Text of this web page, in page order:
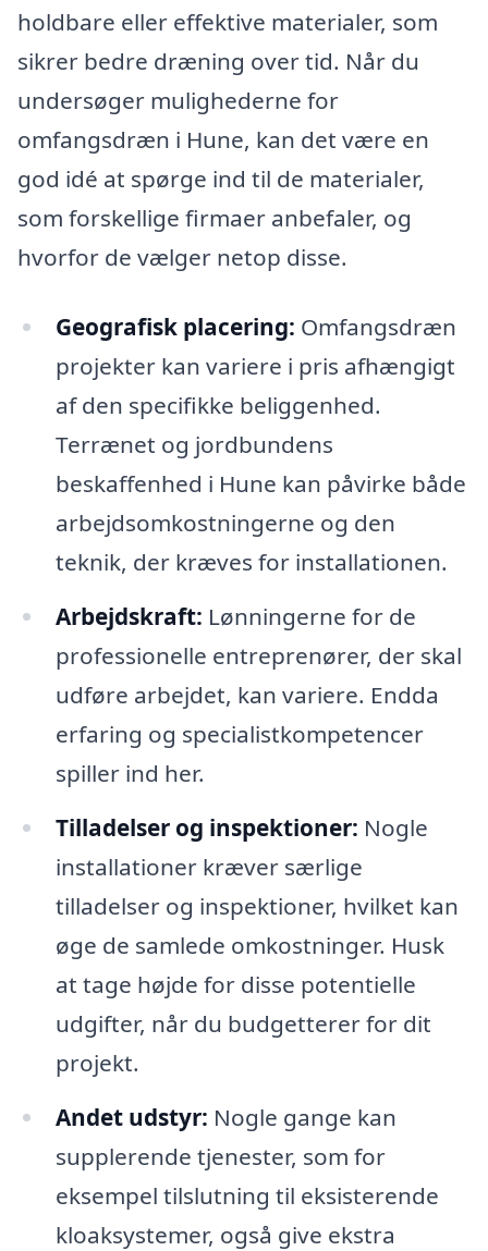
holdbare eller effektive materialer, som
sikrer bedre dræning over tid. Når du
undersøger mulighederne for
omfangsdræn i Hune, kan det være en
god idé at spørge ind til de materialer,
som forskellige firmaer anbefaler, og
hvorfor de vælger netop disse.
Geografisk placering: Omfangsdræn
projekter kan variere i pris afhængigt
af den specifikke beliggenhed.
Terrænet og jordbundens
beskaffenhed i Hune kan påvirke både
arbejdsomkostningerne og den
teknik, der kræves for installationen.
Arbejdskraft: Lønningerne for de
professionelle entreprenører, der skal
udføre arbejdet, kan variere. Endda
erfaring og specialistkompetencer
spiller ind her.
Tilladelser og inspektioner: Nogle
installationer kræver særlige
tilladelser og inspektioner, hvilket kan
øge de samlede omkostninger. Husk
at tage højde for disse potentielle
udgifter, når du budgetterer for dit
projekt.
Andet udstyr: Nogle gange kan
supplerende tjenester, som for
eksempel tilslutning til eksisterende
kloaksystemer, også give ekstra